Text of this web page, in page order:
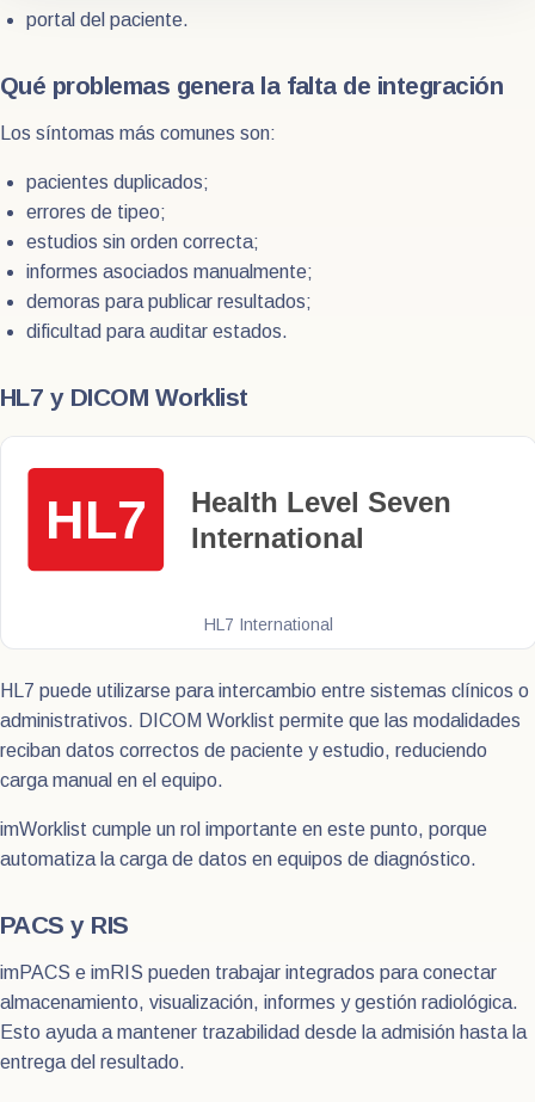
portal del paciente.
Qué problemas genera la falta de integración
Los síntomas más comunes son:
pacientes duplicados;
errores de tipeo;
estudios sin orden correcta;
informes asociados manualmente;
demoras para publicar resultados;
dificultad para auditar estados.
HL7 y DICOM Worklist
HL7 International
HL7 puede utilizarse para intercambio entre sistemas clínicos o
administrativos. DICOM Worklist permite que las modalidades
reciban datos correctos de paciente y estudio, reduciendo
carga manual en el equipo.
imWorklist cumple un rol importante en este punto, porque
automatiza la carga de datos en equipos de diagnóstico.
PACS y RIS
imPACS e imRIS pueden trabajar integrados para conectar
almacenamiento, visualización, informes y gestión radiológica.
Esto ayuda a mantener trazabilidad desde la admisión hasta la
entrega del resultado.